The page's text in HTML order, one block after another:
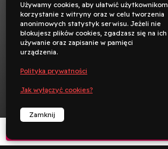
Używamy cookies, aby ułatwić użytkownikom
korzystanie z witryny oraz w celu tworzenia
anonimowych statystyk serwisu. Jeżeli nie
blokujesz plików cookies, zgadzasz się na ich
używanie oraz zapisanie w pamięci
urządzenia.
Polityka prywatności
Jak wyłączyć cookies?
Zamknij